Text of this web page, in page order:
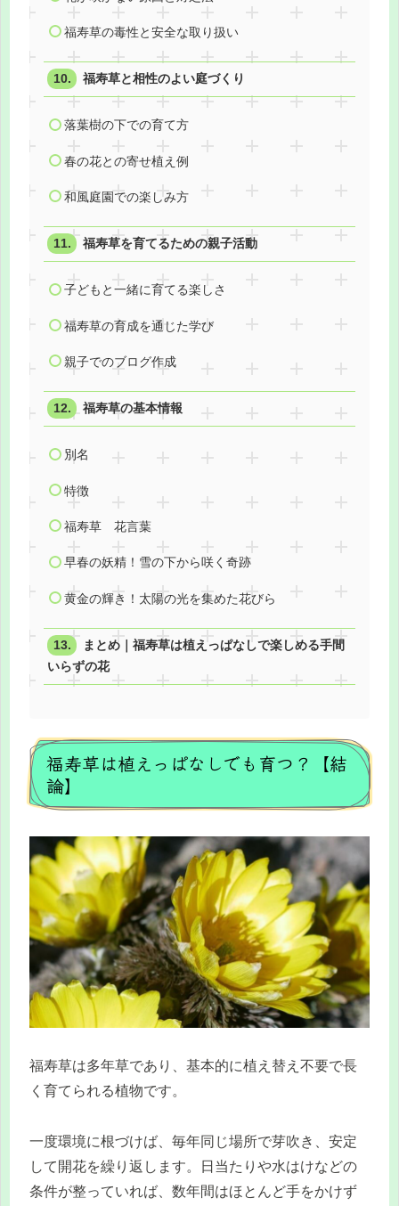
福寿草の毒性と安全な取り扱い
福寿草と相性のよい庭づくり
落葉樹の下での育て方
春の花との寄せ植え例
和風庭園での楽しみ方
福寿草を育てるための親子活動
子どもと一緒に育てる楽しさ
福寿草の育成を通じた学び
親子でのブログ作成
福寿草の基本情報
別名
特徴
福寿草 花言葉
早春の妖精！雪の下から咲く奇跡
黄金の輝き！太陽の光を集めた花びら
まとめ｜福寿草は植えっぱなしで楽しめる手間
いらずの花
福寿草は植えっぱなしでも育つ？【結
論】
福寿草は多年草であり、基本的に植え替え不要で長
く育てられる植物です。
一度環境に根づけば、毎年同じ場所で芽吹き、安定
して開花を繰り返します。日当たりや水はけなどの
条件が整っていれば、数年間はほとんど手をかけず